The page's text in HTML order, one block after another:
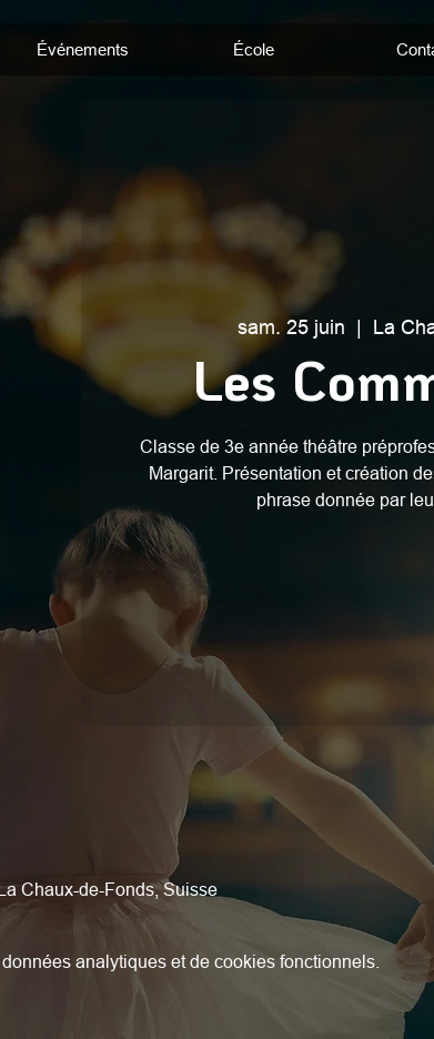
Événements École
sam. 25 juin
  |
La
Les
Classe de 3e année théâtre
Margarit. Présentation et création
phrase donnée par
Chaux-de-Fonds, Suisse
analytiques et de cookies fonctionnels.